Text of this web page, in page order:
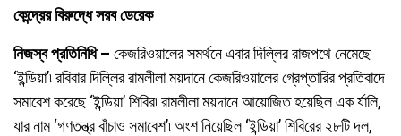
কেন্দ্রের বিরুদ্ধে সরব ডেরেক
নিজস্ব প্রতিনিধি – কেজরিওয়ালের সমর্থনে এবার দিল্লির রাজপথে নেমেছে
‘ইন্ডিয়া’৷ রবিবার দিল্লির রামলীলা ময়দানে কেজরিওয়ালের গ্রেপ্তারির প্রতিবাদে
সমাবেশ করেছে ‘ইন্ডিয়া’ শিবির৷ রামলীলা ময়দানে আয়োজিত হয়েছিল এক র্যালি,
যার নাম ‘গণতন্ত্র বাঁচাও সমাবেশ’৷ অংশ নিয়েছিল ‘ইন্ডিয়া’ শিবিরের ২৮টি দল,